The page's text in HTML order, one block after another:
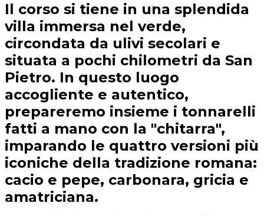
Il corso si tiene in una splendida
villa immersa nel verde,
circondata da ulivi secolari e
situata a pochi chilometri da San
Pietro. In questo luogo
accogliente e autentico,
prepareremo insieme i tonnarelli
fatti a mano con la "chitarra",
imparando le quattro versioni più
iconiche della tradizione romana:
cacio e pepe, carbonara, gricia e
amatriciana.